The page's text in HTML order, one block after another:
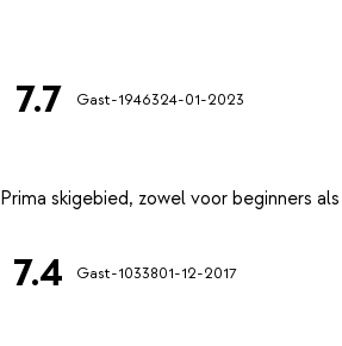
7.7 Gast-1946324-01-2023
7.4 Gast-1033801-12-2017